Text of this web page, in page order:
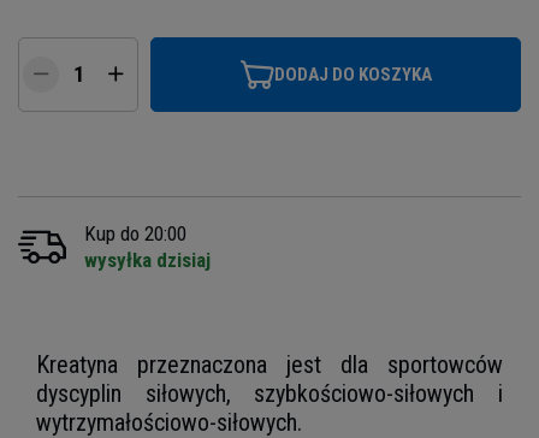
DODAJ DO KOSZYKA
Kup do 20:00
wysyłka dzisiaj
Kreatyna przeznaczona jest dla sportowców
dyscyplin siłowych, szybkościowo-siłowych i
wytrzymałościowo-siłowych.